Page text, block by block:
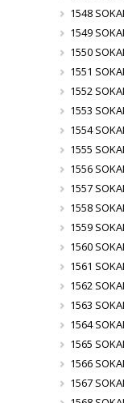
1548
1549
1550
1551
1552
1553
1554
1555
1556
1557
1558
1559
1560
1561
1562
1563
1564
1565
1566
1567